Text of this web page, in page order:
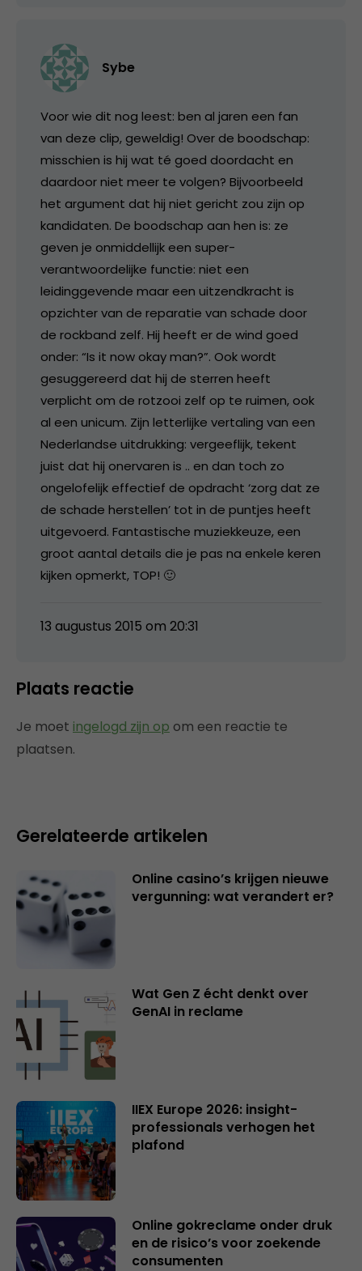
Sybe
Voor wie dit nog leest: ben al jaren een fan
van deze clip, geweldig! Over de boodschap:
misschien is hij wat té goed doordacht en
daardoor niet meer te volgen? Bijvoorbeeld
het argument dat hij niet gericht zou zijn op
kandidaten. De boodschap aan hen is: ze
geven je onmiddellijk een super-
verantwoordelijke functie: niet een
leidinggevende maar een uitzendkracht is
opzichter van de reparatie van schade door
de rockband zelf. Hij heeft er de wind goed
onder: “Is it now okay man?”. Ook wordt
gesuggereerd dat hij de sterren heeft
verplicht om de rotzooi zelf op te ruimen, ook
al een unicum. Zijn letterlijke vertaling van een
Nederlandse uitdrukking: vergeeflijk, tekent
juist dat hij onervaren is .. en dan toch zo
ongelofelijk effectief de opdracht ‘zorg dat ze
de schade herstellen’ tot in de puntjes heeft
uitgevoerd. Fantastische muziekkeuze, een
groot aantal details die je pas na enkele keren
kijken opmerkt, TOP! 🙂
13 augustus 2015 om 20:31
Plaats reactie
Je moet ingelogd zijn op om een reactie te
plaatsen.
Gerelateerde artikelen
Online casino’s krijgen nieuwe
vergunning: wat verandert er?
Wat Gen Z écht denkt over
GenAI in reclame
IIEX Europe 2026: insight-
professionals verhogen het
plafond
Online gokreclame onder druk
en de risico’s voor zoekende
consumenten